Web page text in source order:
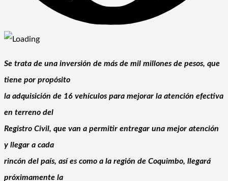
Se trata de una inversión de más de mil millones de pesos, que
tiene por propósito
la adquisición de 16 vehículos para mejorar la atención efectiva
en terreno del
Registro Civil, que van a permitir entregar una mejor atención
y llegar a cada
rincón del país, así es como a la región de Coquimbo, llegará
próximamente la